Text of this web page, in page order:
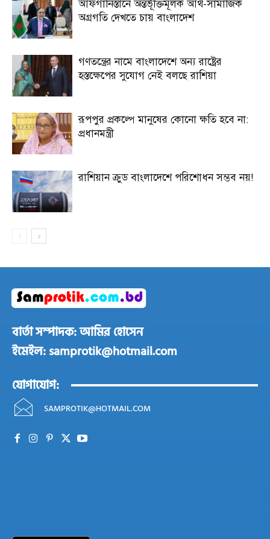
আফগানিস্তানে অন্তর্ভূক্তিমূলক আর্থ-সামাজিক
অগ্রগতি দেখতে চায় বাংলাদেশ
গণতন্ত্রের নামে বাংলাদেশে অন্য রাষ্ট্রের
হস্তক্ষেপের সুযোগ নেই বলছে রাশিয়া
রূপপুর প্রকল্পে মানুষের কোনো ক্ষতি হবে না:
প্রধানমন্ত্রী
রাশিয়ান ক্রুড বাংলাদেশে পরিশোধন সম্ভব নয়!
বার্তা সম্পাদক: আমির হোসেন
ইমেইল: samprotik@hotmail.com
যোগাযোগ:
SAMPROTIK@HOTMAIL.COM